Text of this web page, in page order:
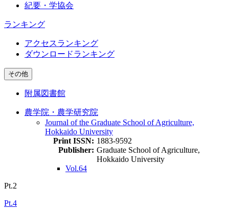
紀要・学協会
ランキング
アクセスランキング
ダウンロードランキング
その他
附属図書館
農学院・農学研究院
Journal of the Graduate School of Agriculture,
Hokkaido University
Print ISSN: 1883-9592
Publisher: Graduate School of Agriculture,
Hokkaido University
Vol.64
Pt.2
Pt.4